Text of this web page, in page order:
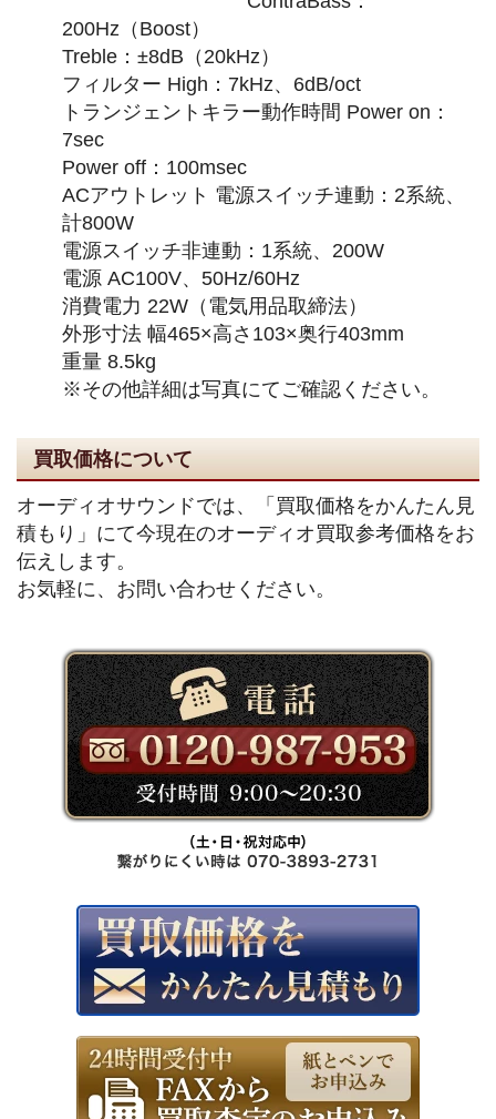
200Hz（Boost）
Treble：±8dB（20kHz）
フィルター High：7kHz、6dB/oct
トランジェントキラー動作時間 Power on：
7sec
Power off：100msec
ACアウトレット 電源スイッチ連動：2系統、
計800W
電源スイッチ非連動：1系統、200W
電源 AC100V、50Hz/60Hz
消費電力 22W（電気用品取締法）
外形寸法 幅465×高さ103×奥行403mm
重量 8.5kg
※その他詳細は写真にてご確認ください。
買取価格について
オーディオサウンドでは、「買取価格をかんたん見
積もり」にて今現在のオーディオ買取参考価格をお
伝えします。
お気軽に、お問い合わせください。